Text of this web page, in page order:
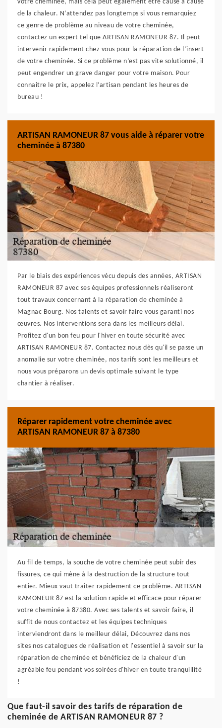
votre cheminée, mais cela peut également être causé à cause
de la chaleur. N’attendez pas longtemps si vous remarquiez
ce genre de problème au niveau de votre cheminée,
contactez un expert tel que ARTISAN RAMONEUR 87. Il peut
intervenir rapidement chez vous pour la réparation de l’insert
de votre cheminée. Si ce problème n’est pas vite solutionné, il
peut engendrer un grave danger pour votre maison. Pour
connaitre le prix, appelez l’artisan pendant les heures de
bureau !
ARTISAN RAMONEUR 87 vous aide à réparer votre
cheminée à 87380
Par le biais des expériences vécu depuis des années, ARTISAN
RAMONEUR 87 avec ses équipes professionnels réaliseront
tout travaux concernant à la réparation de cheminée à
Magnac Bourg. Nos talents et savoir faire vous garanti nos
œuvres. Nos interventions sera dans les meilleurs délai.
Profitez d'un bon feu pour l'hiver en toute sécurité avec
ARTISAN RAMONEUR 87. Contactez nous dès qu'il se passe un
anomalie sur votre cheminée, nos tarifs sont les meilleurs et
nous vous préparons un devis optimale suivant le type
chantier à réaliser.
Réparer rapidement votre cheminée avec
ARTISAN RAMONEUR 87 à 87380
Au fil de temps, la souche de votre cheminée peut subir des
fissures, ce qui mène à la destruction de la structure tout
entier. Mieux vaut traiter rapidement ce problème. ARTISAN
RAMONEUR 87 est la solution rapide et efficace pour réparer
votre cheminée à 87380. Avec ses talents et savoir faire, il
suffit de nous contactez et les équipes techniques
interviendront dans le meilleur délai, Découvrez dans nos
sites nos catalogues de réalisation et l'essentiel à savoir sur la
réparation de cheminée et bénéficiez de la chaleur d'un
agréable feu pendant vos soirées d'hiver en toute tranquillité
!
Que faut-il savoir des tarifs de réparation de
cheminée de ARTISAN RAMONEUR 87 ?